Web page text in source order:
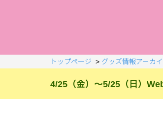
トップページ > グッズ情報アーカ
4/25（金）～5/25（日）